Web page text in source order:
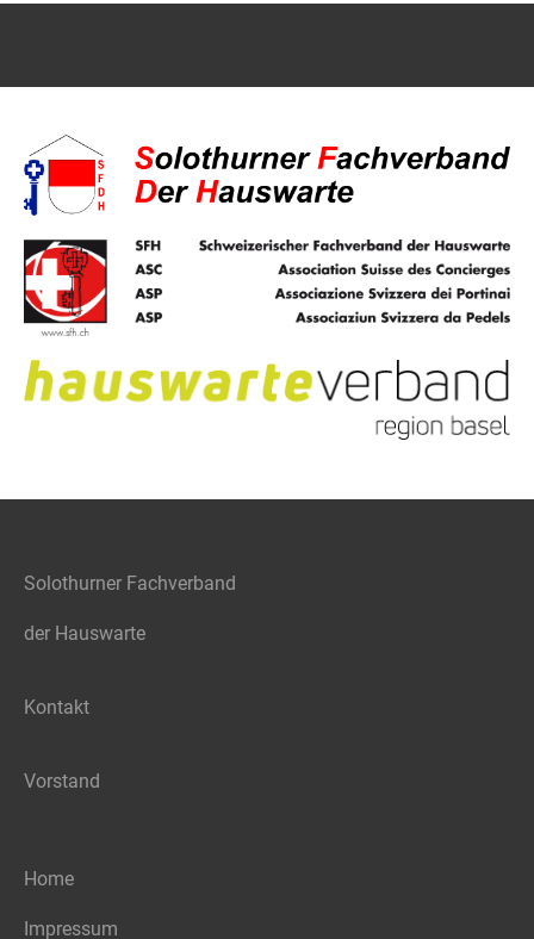
Solothurner Fachverband
der Hauswarte
Kontakt
Vorstand
Home
Impressum